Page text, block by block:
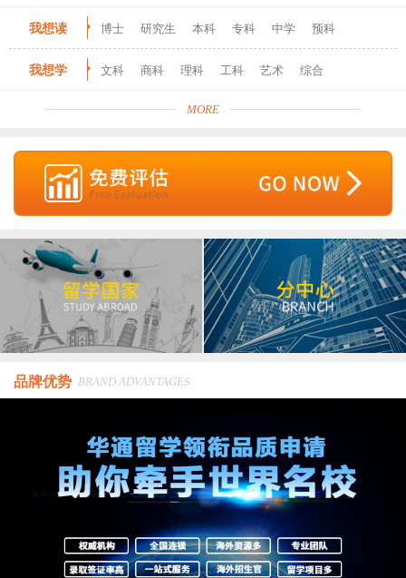
我想读 博士 研究生 本科 专科 中学 预科
我想学 文科 商科 理科 工科 艺术 综合
MORE
品牌优势 BRAND ADVANTAGES